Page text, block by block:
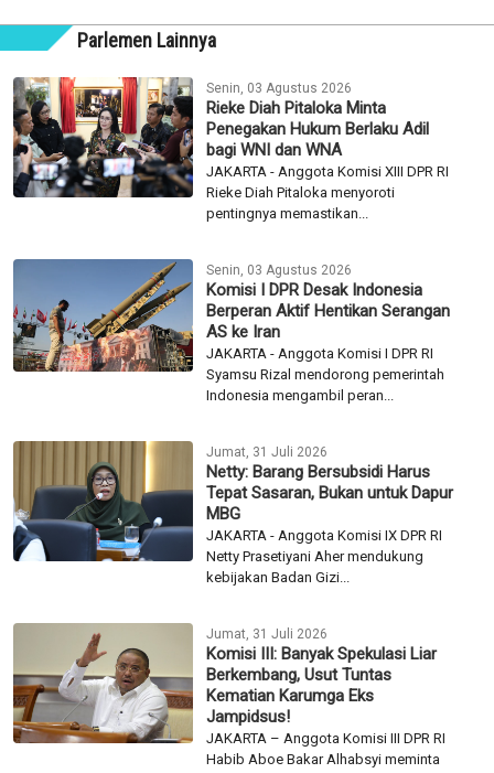
Parlemen Lainnya
Senin, 03 Agustus 2026
Rieke Diah Pitaloka Minta
Penegakan Hukum Berlaku Adil
bagi WNI dan WNA
JAKARTA - Anggota Komisi XIII DPR RI
Rieke Diah Pitaloka menyoroti
pentingnya memastikan...
Senin, 03 Agustus 2026
Komisi I DPR Desak Indonesia
Berperan Aktif Hentikan Serangan
AS ke Iran
JAKARTA - Anggota Komisi I DPR RI
Syamsu Rizal mendorong pemerintah
Indonesia mengambil peran...
Jumat, 31 Juli 2026
Netty: Barang Bersubsidi Harus
Tepat Sasaran, Bukan untuk Dapur
MBG
JAKARTA - Anggota Komisi IX DPR RI
Netty Prasetiyani Aher mendukung
kebijakan Badan Gizi...
Jumat, 31 Juli 2026
Komisi III: Banyak Spekulasi Liar
Berkembang, Usut Tuntas
Kematian Karumga Eks
Jampidsus!
JAKARTA – Anggota Komisi III DPR RI
Habib Aboe Bakar Alhabsyi meminta